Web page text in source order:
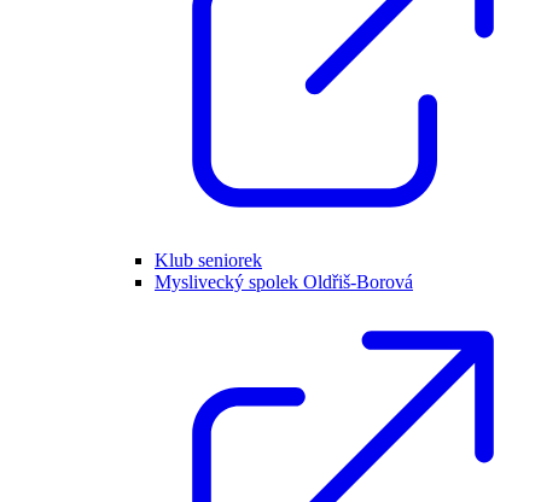
Klub seniorek
Myslivecký spolek Oldřiš-Borová